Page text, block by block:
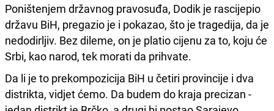
Poništenjem državnog pravosuđa, Dodik je rascijepio
državu BiH, pregazio je i pokazao, što je tragedija, da je
nedodirljiv. Bez dileme, on je platio cijenu za to, koju će
Srbi, kao narod, tek morati da prihvate.
Da li je to prekompozicija BiH u četiri provincije i dva
distrikta, vidjet ćemo. Da budem do kraja precizan -